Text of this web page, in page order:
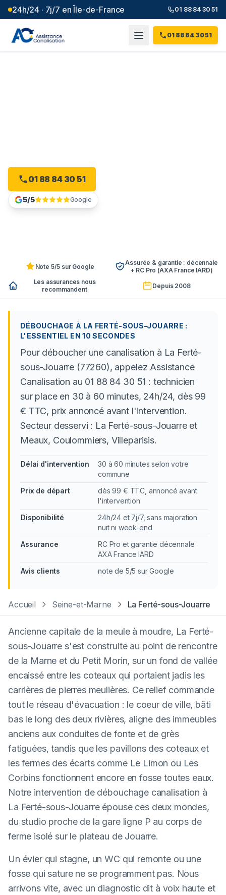
24h/24 · 7j/7 en Île-de-France 01 88 84 30 51
01 88 84 30 51
01 88 84 30 51
5/5 Google
Note 5/5 sur Google
Assurée & garantie : décennale
+ RC Pro (AXA France IARD)
Les assurances nous
recommandent
Depuis 2008
DÉBOUCHAGE À LA FERTÉ-SOUS-JOUARRE :
L'ESSENTIEL EN 10 SECONDES
Pour déboucher une canalisation à La Ferté-
sous-Jouarre (77260), appelez Assistance
Canalisation au 01 88 84 30 51 : technicien
sur place en 30 à 60 minutes, 24h/24, dès 99
€ TTC, prix annoncé avant l'intervention.
Secteur desservi : La Ferté-sous-Jouarre et
Meaux, Coulommiers, Villeparisis.
Délai d'intervention
30 à 60 minutes selon votre
commune
Prix de départ
dès 99 € TTC, annoncé avant
l'intervention
Disponibilité
24h/24 et 7j/7, sans majoration
nuit ni week-end
Assurance
RC Pro et garantie décennale
AXA France IARD
Avis clients
note de 5/5 sur Google
Accueil Seine-et-Marne La Ferté-sous-Jouarre
Ancienne capitale de la meule à moudre, La Ferté-
sous-Jouarre s'est construite au point de rencontre
de la Marne et du Petit Morin, sur un fond de vallée
encaissé entre les coteaux qui portaient jadis les
carrières de pierres meulières. Ce relief commande
tout le réseau d'évacuation : le coeur de ville, bâti
bas le long des deux rivières, aligne des immeubles
anciens aux conduites de fonte et de grès
fatiguées, tandis que les pavillons des coteaux et
les fermes des écarts comme Le Limon ou Les
Corbins fonctionnent encore en fosse toutes eaux.
Notre intervention de débouchage canalisation à
La Ferté-sous-Jouarre épouse ces deux mondes,
du studio proche de la gare ligne P au corps de
ferme isolé sur le plateau de Jouarre.
Un évier qui stagne, un WC qui remonte ou une
fosse qui sature ne se programment pas. Nous
arrivons vite, avec un diagnostic dit à voix haute et